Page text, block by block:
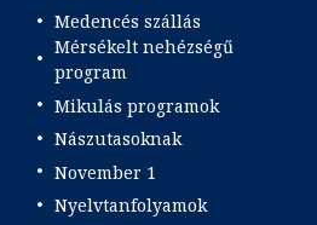
Medencés szállás
Mérsékelt nehézségű
program
Mikulás programok
Nászutasoknak
November 1
Nyelvtanfolyamok